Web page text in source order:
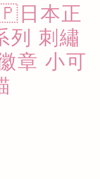
日本正
列 刺繡
章 小可